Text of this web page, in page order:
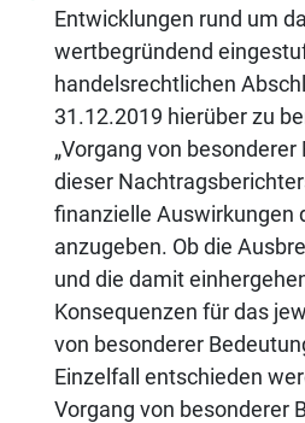
Entwicklungen rund um
wertbegründend
handelsrechtlichen
31.12.2019 hierüber zu
„Vorgang von
dieser
finanzielle Auswirkungen
anzugeben. Ob die
und die damit
Konsequenzen für das
von besonderer
Einzelfall entschieden
Vorgang von besonderer